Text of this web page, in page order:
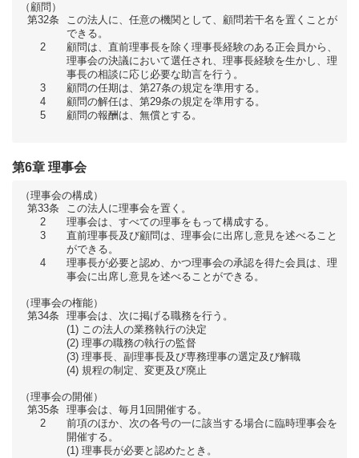
（顧問）
第32条
この法人に、任意の機関として、顧問若干名を置くことが
できる。
2
顧問は、直前理事長を除く理事長経験のある正会員から、
理事会の決議において選任され、理事長経験を生かし、理
事長の相談に応じ必要な助言を行う。
3
顧問の任期は、第27条の規定を準用する。
4
顧問の解任は、第29条の規定を準用する。
5
顧問の報酬は、無償とする。
第6章 理事会
（理事会の構成）
第33条
この法人に理事会を置く。
2
理事会は、すべての理事をもって構成する。
3
直前理事長及び顧問は、理事会に出席し意見を述べること
ができる。
4
理事長が必要と認め、かつ理事会の承認を得た会員は、理
事会に出席し意見を述べることができる。
（理事会の権能）
第34条
理事会は、次に掲げる職務を行う。
この法人の業務執行の決定
理事の職務の執行の監督
理事長、副理事長及び専務理事の選定及び解職
規程の制定、変更及び廃止
（理事会の開催）
第35条
理事会は、毎月1回開催する。
2
前項のほか、次の各号の一に該当する場合に臨時理事会を
開催する。
理事長が必要と認めたとき。